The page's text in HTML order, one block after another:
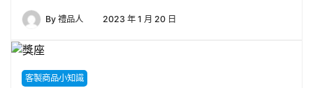
By 禮品人 2023 年 1 月 20 日
客製商品小知識